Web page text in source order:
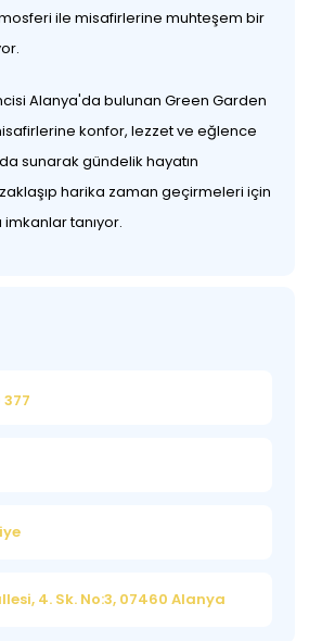
ile misafirlerine muhteşem bir
Alanya'da bulunan Green Garden
konfor, lezzet ve eğlence
sunarak gündelik hayatın
harika zaman geçirmeleri için
imkanlar tanıyor.
4. Sk. No:3, 07460 Alanya